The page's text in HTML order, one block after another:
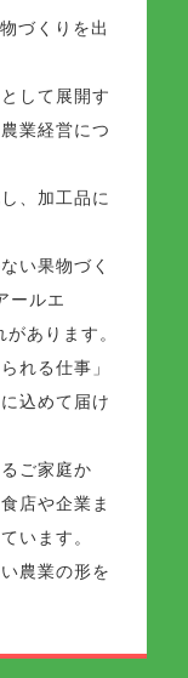
づくりを出
して展開す
業経営につ
、加工品に
い果物づく
ールエ
あります。
れる仕事」
込めて届け
ご家庭か
店や企業ま
います。
農業の形を